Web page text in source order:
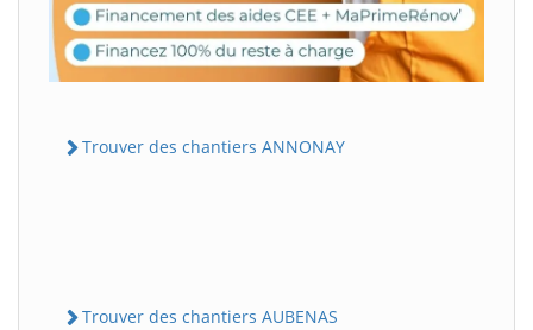
Trouver des chantiers ANNONAY
Trouver des chantiers AUBENAS